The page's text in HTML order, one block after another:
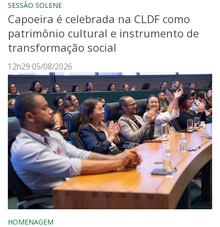
SESSÃO SOLENE
Capoeira é celebrada na CLDF como
patrimônio cultural e instrumento de
transformação social
12h29 05/08/2026
HOMENAGEM